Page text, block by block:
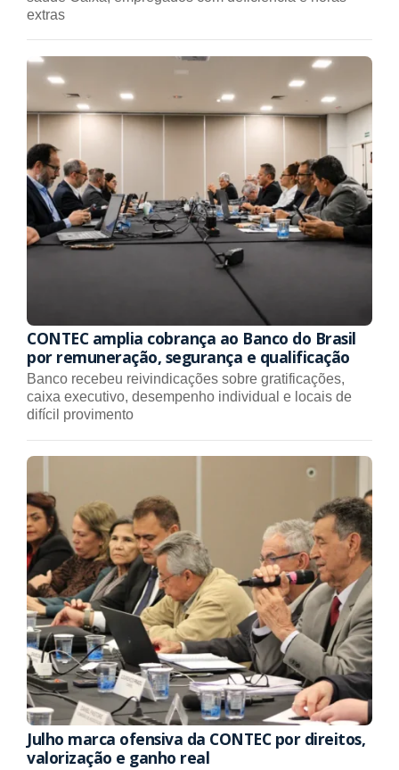
extras
CONTEC amplia cobrança ao Banco do Brasil
por remuneração, segurança e qualificação
Banco recebeu reivindicações sobre gratificações,
caixa executivo, desempenho individual e locais de
difícil provimento
Julho marca ofensiva da CONTEC por direitos,
valorização e ganho real